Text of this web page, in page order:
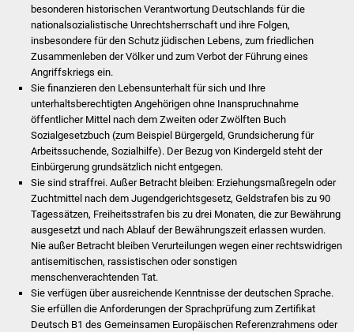
Dienstleistungen
Lebenslagen
Formulare
Bürgerinfos
Bildung
Schulen
Kindergärten
Volkshochschule
besonderen historischen Verantwortung Deutschlands für die
nationalsozialistische Unrechtsherrschaft und ihre Folgen,
insbesondere für den Schutz jüdischen Lebens, zum friedlichen
Zusammenleben der Völker und zum Verbot der Führung eines
Angriffskriegs ein.
Sie finanzieren den Lebensunterhalt für sich und Ihre
unterhaltsberechtigten Angehörigen ohne Inanspruchnahme
öffentlicher Mittel nach dem Zweiten oder Zwölften Buch
Sozialgesetzbuch (zum Beispiel Bürgergeld, Grundsicherung für
Arbeitssuchende, Sozialhilfe). Der Bezug von Kindergeld steht der
Einbürgerung grundsätzlich nicht entgegen.
Sie sind straffrei. Außer Betracht bleiben: Erziehungsmaßregeln oder
Zuchtmittel nach dem Jugendgerichtsgesetz, Geldstrafen bis zu 90
Tagessätzen, Freiheitsstrafen bis zu drei Monaten, die zur Bewährung
ausgesetzt und nach Ablauf der Bewährungszeit erlassen wurden.
Nie außer Betracht bleiben Verurteilungen wegen einer rechtswidrigen
antisemitischen, rassistischen oder sonstigen
menschenverachtenden Tat.
Sie verfügen über ausreichende Kenntnisse der deutschen Sprache.
Sie erfüllen die Anforderungen der Sprachprüfung zum Zertifikat
Deutsch B1 des Gemeinsamen Europäischen Referenzrahmens oder